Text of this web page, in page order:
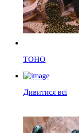
TOHO
Дивитися всі